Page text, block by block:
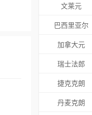
文莱元
巴西里亚尔
加拿大元
瑞士法郎
捷克克朗
丹麦克朗